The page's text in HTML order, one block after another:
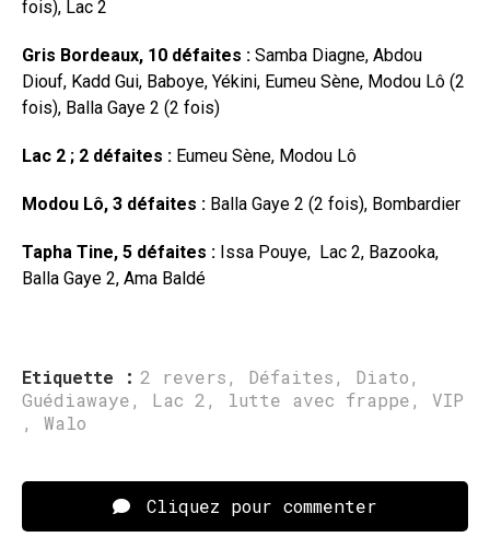
fois), Lac 2
Gris Bordeaux, 10 défaites : Samba Diagne, Abdou
Diouf, Kadd Gui, Baboye, Yékini, Eumeu Sène, Modou Lô (2
fois), Balla Gaye 2 (2 fois)
Lac 2 ; 2 défaites : Eumeu Sène, Modou Lô
Modou Lô, 3 défaites : Balla Gaye 2 (2 fois), Bombardier
Tapha Tine, 5 défaites : Issa Pouye, Lac 2, Bazooka,
Balla Gaye 2, Ama Baldé
Etiquette : 2 revers, Défaites, Diato,
Guédiawaye, Lac 2, lutte avec frappe, VIP
, Walo
Cliquez pour commenter